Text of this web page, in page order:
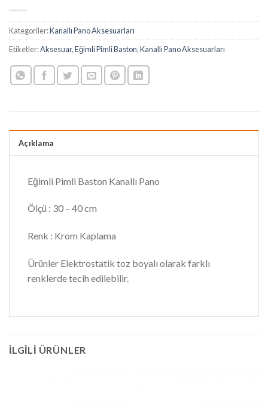
Kategoriler:Kanallı Pano Aksesuarları
Etiketler:Aksesuar,Eğimli Pimli Baston,Kanallı Pano Aksesuarları
Açıklama
Eğimli Pimli Baston Kanallı Pano
Ölçü : 30 – 40 cm
Renk : Krom Kaplama
Ürünler Elektrostatik toz boyalı olarak farklı
renklerde tecih edilebilir.
İLGILI ÜRÜNLER